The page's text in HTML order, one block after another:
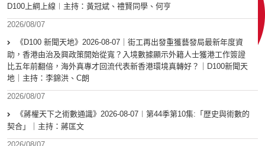
D100上綱上線︱主持：黃冠斌、禮賢同學、何亨
2026/08/07
《D100 新聞天地》2026-08-07｜街工再出發重獲藝發局最新年度資
助，香港由治及興政策開始從寬？入境數據顯示外籍人士獲港工作簽證
比五年前翻倍，海外真專才回流代表新香港環境真轉好？｜D100新聞天
地｜主持：李錦洪、C朗
2026/08/07
《蔣權天下之術數通識》2026-08-07︱第44季第10集:「歴史與術數的
契合」｜主持：蔣匡文